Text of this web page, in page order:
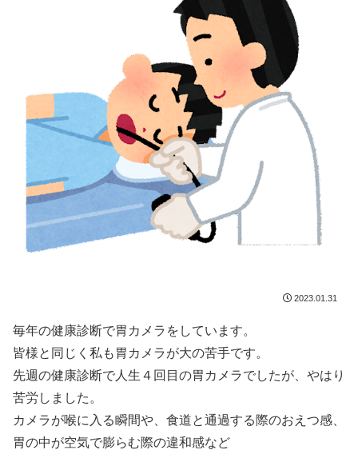
2023.01.31
毎年の健康診断で胃カメラをしています。
皆様と同じく私も胃カメラが大の苦手です。
先週の健康診断で人生４回目の胃カメラでしたが、やはり
苦労しました。
カメラが喉に入る瞬間や、食道と通過する際のおえつ感、
胃の中が空気で膨らむ際の違和感など